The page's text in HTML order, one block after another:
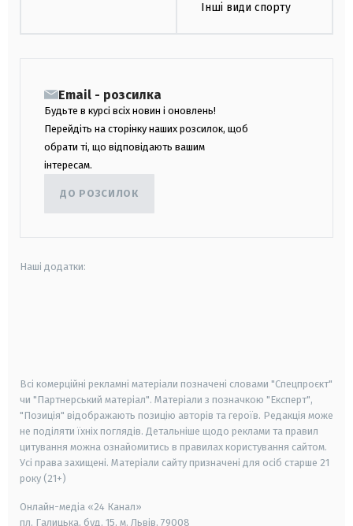
Інші види спорту
Email - розсилка
Будьте в курсі всіх новин і оновлень!
Перейдіть на сторінку наших розсилок, щоб
обрати ті, що відповідають вашим
інтересам.
ДО РОЗСИЛОК
Наші додатки:
Всі комерційні рекламні матеріали позначені словами "Спецпроєкт"
чи "Партнерський матеріал". Матеріали з позначкою "Експерт",
"Позиція" відображають позицію авторів та героїв. Редакція може
не поділяти їхніх поглядів. Детальніше щодо реклами та правил
цитування можна ознайомитись в правилах користування сайтом.
Усі права захищені. Матеріали сайту призначені для осіб старше 21
року (21+)
Онлайн-медіа «24 Канал»
пл. Галицька, буд. 15, м. Львів, 79008